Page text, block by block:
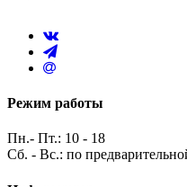
Режим работы
Пн.- Пт.: 10 - 18
Сб. - Вс.: по